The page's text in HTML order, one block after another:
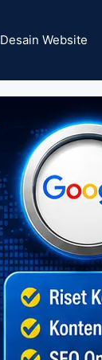
Desain Website